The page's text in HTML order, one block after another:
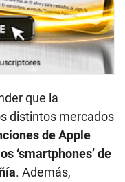
que la
distintos mercados
de Apple
‘smartphones’ de
. Además,